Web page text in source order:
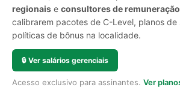
regionais e consultores de
calibrarem pacotes de C-Level, planos de
políticas de bônus na localidade.
🔒 Ver salários gerenciais
Acesso exclusivo para assinantes. Ver